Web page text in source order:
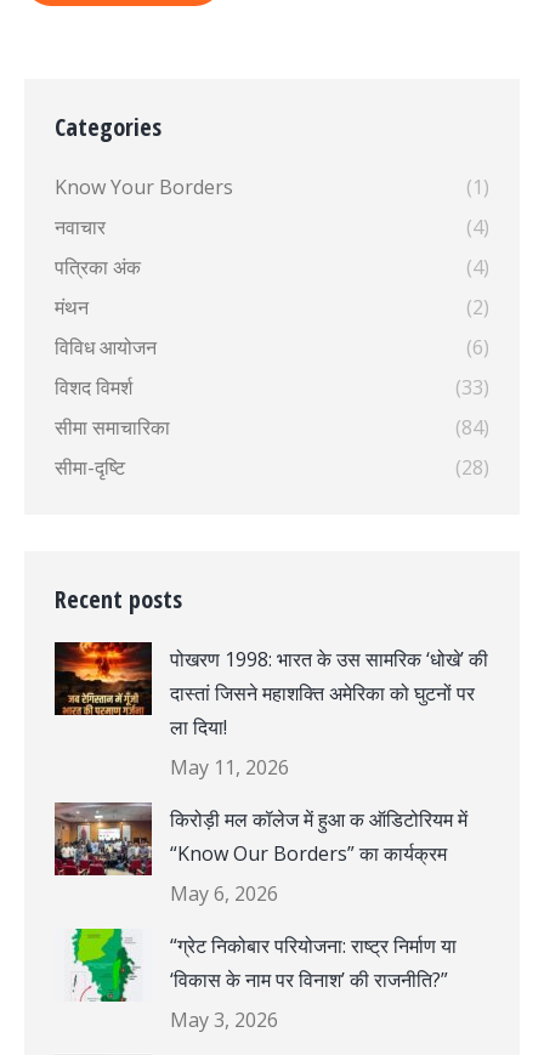
Categories
Know Your Borders
(1)
नवाचार
(4)
पत्रिका अंक
(4)
मंथन
(2)
विविध आयोजन
(6)
विशद विमर्श
(33)
सीमा समाचारिका
(84)
सीमा-दृष्टि
(28)
Recent posts
पोखरण 1998: भारत के उस सामरिक ‘धोखे’ की
दास्तां जिसने महाशक्ति अमेरिका को घुटनों पर
ला दिया!
May 11, 2026
किरोड़ी मल कॉलेज में हुआ क ऑडिटोरियम में
“Know Our Borders” का कार्यक्रम
May 6, 2026
“ग्रेट निकोबार परियोजना: राष्ट्र निर्माण या
‘विकास के नाम पर विनाश’ की राजनीति?”
May 3, 2026